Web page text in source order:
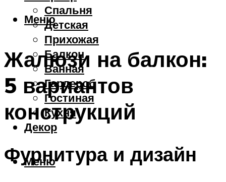
Спальня
Детская
Прихожая
Балкон
Ванная
Гардероб
Гостиная
Кухня
Декор
Меню
Меню
Жалюзи на балкон:
5 вариантов
конструкций
Фурнитура и дизайн